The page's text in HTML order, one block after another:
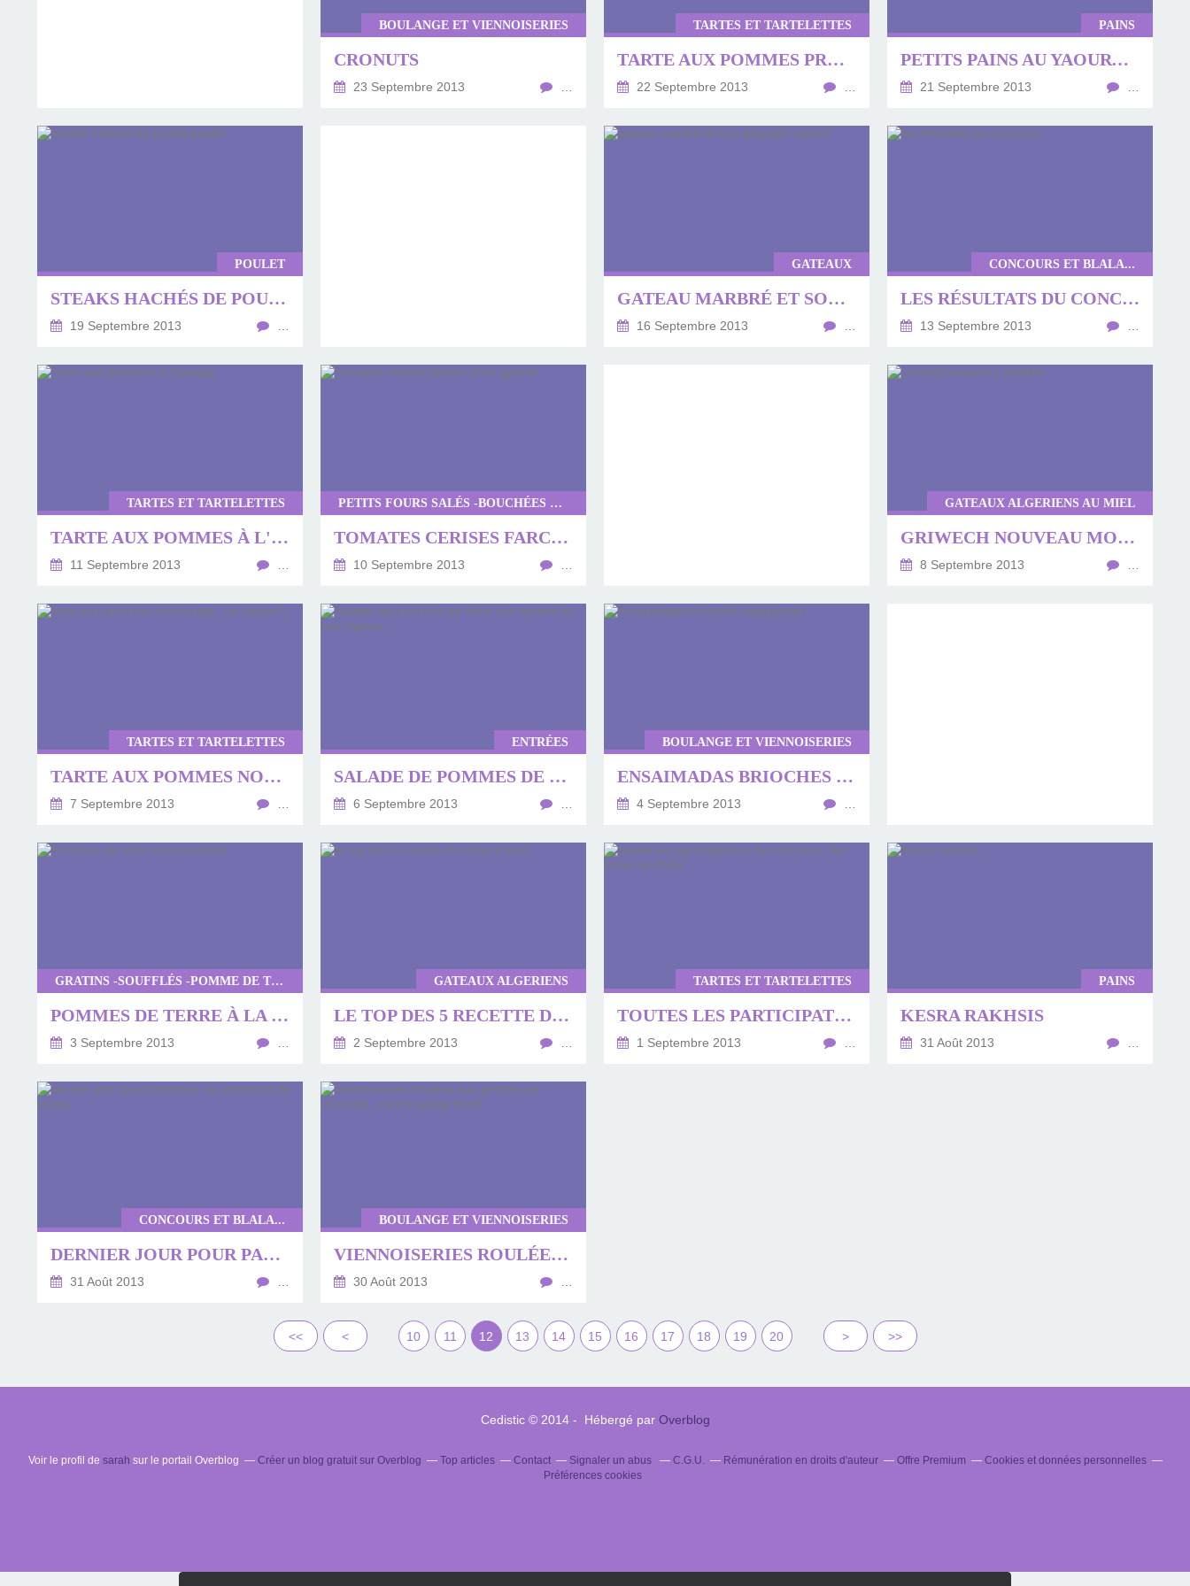
BOULANGE ET VIENNOISERIES
CRONUTS
23 Septembre 2013
TARTES ET TARTELETTES
TARTE AUX POMMES PRUNES ET AMANDES
22 Septembre 2013
PAINS
PETITS PAINS AU YAOURT ET BEURRE SALÉ
21 Septembre 2013
POULET
STEAKS HACHÉS DE POULET PANÉS
19 Septembre 2013
GATEAUX
GATEAU MARBRÉ ET SON GLAÇAGE MARBRÉ
16 Septembre 2013
CONCOURS ET BLALA...
LES RÉSULTATS DU CONCOURS
13 Septembre 2013
TARTES ET TARTELETTES
TARTE AUX POMMES À L'ORANGE
11 Septembre 2013
PETITS FOURS SALÉS -BOUCHÉES ET APÉRITIF
TOMATES CERISES FARCIES POUR APÉRITIF
10 Septembre 2013
GATEAUX ALGERIENS AU MIEL
GRIWECH NOUVEAU MODÈLE
8 Septembre 2013
TARTES ET TARTELETTES
TARTE AUX POMMES NORMANDE...UN DÉLICE!!!
7 Septembre 2013
ENTRÉES
SALADE DE POMMES DE TERRE AUX HERBES ET AUX CÂPRES
6 Septembre 2013
BOULANGE ET VIENNOISERIES
ENSAIMADAS BRIOCHES ESPAGNOLES
4 Septembre 2013
GRATINS -SOUFFLÉS -POMME DE TERRE
POMMES DE TERRE À LA SUÉDOISE
3 Septembre 2013
GATEAUX ALGERIENS
LE TOP DES 5 RECETTE DU MOIS D'AÔUT
2 Septembre 2013
TARTES ET TARTELETTES
TOUTES LES PARTICIPATIONS DU CONCOURS "LES TARTES EN FOLLIE"
1 Septembre 2013
PAINS
KESRA RAKHSIS
31 Août 2013
CONCOURS ET BLALA...
DERNIER JOUR POUR PARTICIPER AU CONCOURS DE TARTES
31 Août 2013
BOULANGE ET VIENNOISERIES
VIENNOISERIES ROULÉES AUX PÉPITES DE CHOCOLAT...C'EST TROPPPP BON!!
30 Août 2013
<< < 10 11 12 13 14 15 16 17 18 19 20 > >>
Cedistic © 2014 - Hébergé par Overblog
Voir le profil de sarah sur le portail Overblog Créer un blog gratuit sur Overblog Top articles Contact Signaler un abus C.G.U. Rémunération en droits d'auteur Offre Premium
Cookies et données personnelles
Préférences cookies